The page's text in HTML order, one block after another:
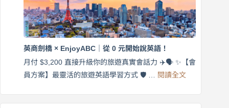
$3,200，
出
國
在
｜
英
商
×
享
受
英商劍橋 × EnjoyABC｜從 0 元開始說英語！
月付 $3,200 直接升級你的旅遊真實會話力 ✈️🗣️ ✨【會
員方案】最靈活的旅遊英語學習方式 🛡️ … 閱讀全文:
商
劍